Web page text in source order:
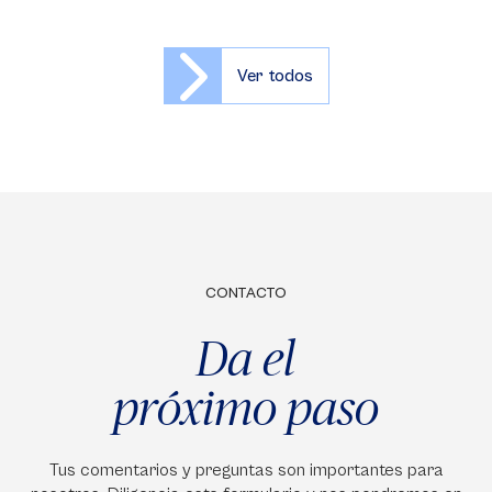
Ver todos
CONTACTO
Da el
próximo paso
Tus comentarios y preguntas son importantes para